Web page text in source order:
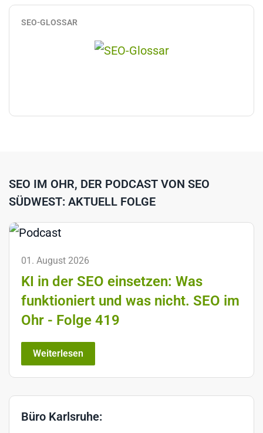
SEO-GLOSSAR
SEO IM OHR, DER PODCAST VON SEO
SÜDWEST: AKTUELL FOLGE
01. August 2026
KI in der SEO einsetzen: Was
funktioniert und was nicht. SEO im
Ohr - Folge 419
Weiterlesen
Büro Karlsruhe: